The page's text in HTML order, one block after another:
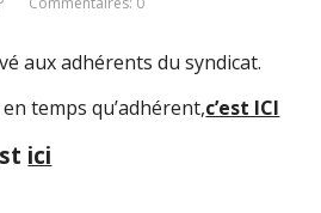
aux adhérents du syndicat.
temps qu’adhérent,c’est ICI
ici